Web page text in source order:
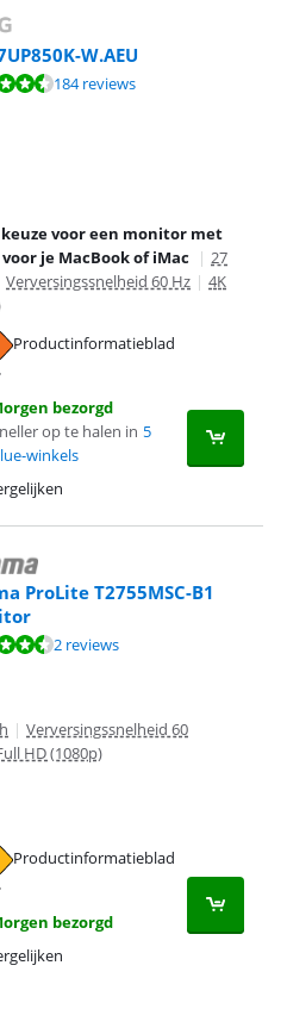
W.AEU
op 184 reviews.
184 reviews
keuze voor een monitor met
voor je MacBook of iMac | 27
Verversingssnelheid 60 Hz | 4K
Productinformatieblad
bezorgd
op te halen in 5
winkels
ProLite T2755MSC-B1
op 2 reviews.
2 reviews
| Verversingssnelheid 60
HD (1080p)
Productinformatieblad
bezorgd